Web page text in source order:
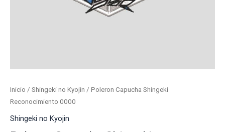
Inicio / Shingeki no Kyojin / Poleron Capucha Shingeki
Reconocimiento 0000
Shingeki no Kyojin